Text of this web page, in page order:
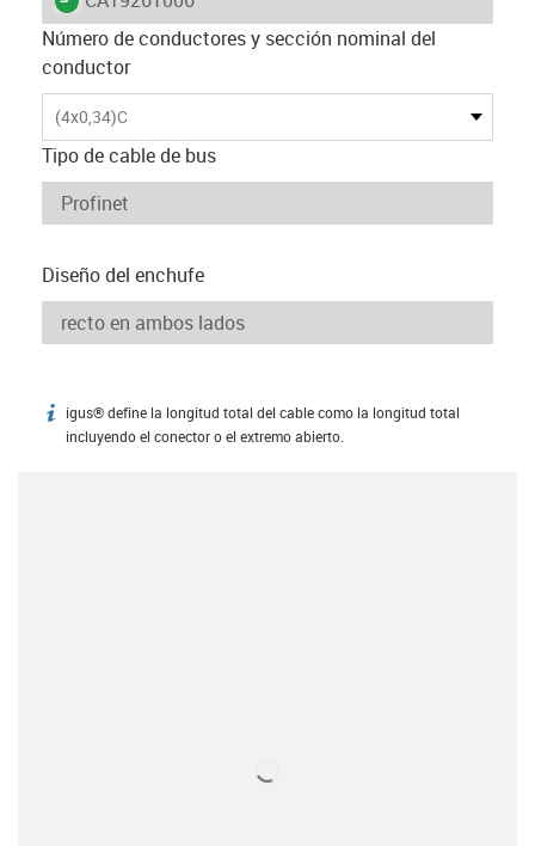
Número de conductores y sección nominal del
conductor
(4x0,34)C
Tipo de cable de bus
Diseño del enchufe
igus-icon-info
igus® define la longitud total del cable como la longitud total
incluyendo el conector o el extremo abierto.